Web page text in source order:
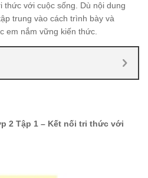
với cuộc sống. Dù nội dung
trung vào cách trình bày và
em nắm vững kiến thức.
2 Tập 1 – Kết nối tri thức với